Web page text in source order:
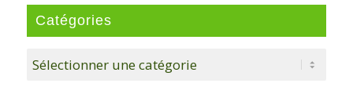
Catégories
Catégories